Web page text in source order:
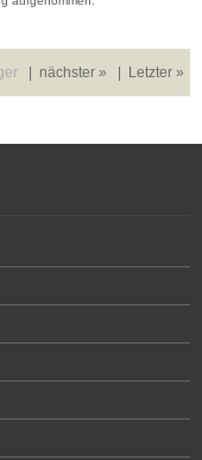
nächster » Letzter »